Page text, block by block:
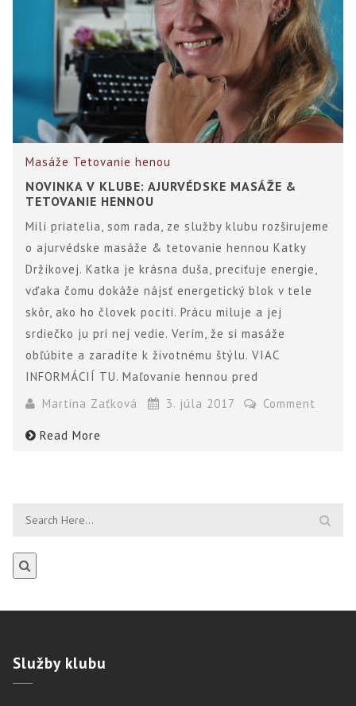
Masáže Tetovanie henou
NOVINKA V KLUBE: AJURVÉDSKE MASÁŽE &
TETOVANIE HENNOU
Milí priatelia, som rada, ze služby klubu rozširujeme
o ajurvédske masáže & tetovanie hennou Katky
Držíkovej. Katka je krásna duša, preciťuje energie,
vďaka čomu dokáže nájsť energetický blok v tele
skôr, ako ho človek pocíti. Prácu miluje a jej
srdiečko ju pri nej vedie. Verím, že si masáže
obľúbite a zaradíte k životnému štýlu. VIAC
INFORMÁCIÍ TU. Maľovanie hennou pred
Martina Zaťková
3. júla 2017 Comment
Read More
Službyklubu